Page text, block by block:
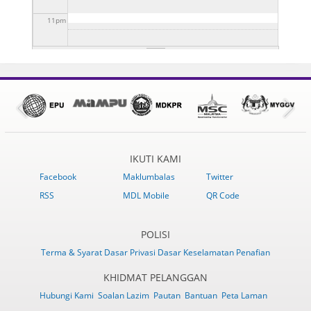
11 pm
IKUTI KAMI
Facebook Maklumbalas
Twitter
RSS
MDL Mobile QR Code
POLISI
Terma & Syarat Dasar Privasi Dasar Keselamatan Penafian
KHIDMAT PELANGGAN
Hubungi Kami Soalan Lazim Pautan Bantuan Peta Laman